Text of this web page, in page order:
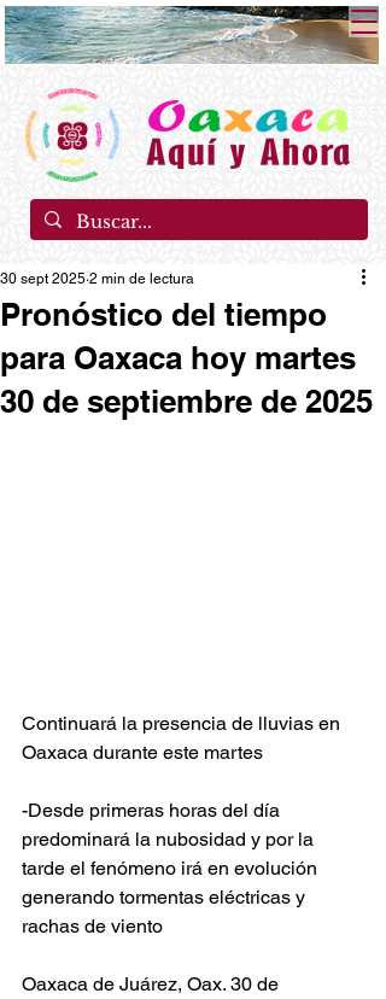
Pronóstico del tiempo
para Oaxaca hoy martes
30 de septiembre de 2025
30 sept 2025 2 min de lectura
Continuará la presencia de lluvias en
Oaxaca durante este martes
-Desde primeras horas del día
predominará la nubosidad y por la
tarde el fenómeno irá en evolución
generando tormentas eléctricas y
rachas de viento
Oaxaca de Juárez, Oax. 30 de